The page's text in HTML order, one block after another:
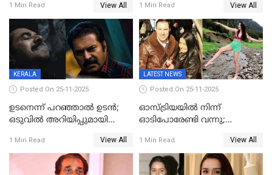
മാറ്റണം';പൊങ്കാല റിലീസ് മാറ്റി
1 Min Read View All
സൂപ്പർവൈസർ
ജീവനൊടുക്കി
1 Min Read View All
KERALA
Posted On 25-11-2025
ഉടനെന്ന് പറഞ്ഞാൽ ഉടൻ;
ഒടുവിൽ അറിയിപ്പുമായി
റിലീസ് തീയതി പുറത്ത്
1 Min Read View All
LATEST NEWS
Posted On 25-11-2025
ഓസ്ട്രിയയിൽ നിന്ന്
ഓടിപോരേണ്ടി വന്നു;
ശാരീരികമായും ഉപദ്രവിച്ചു;
ഭർത്താവിനെതിരെ 50 കോടി
രൂപ നഷ്ടപരിഹാരം
1 Min Read View All